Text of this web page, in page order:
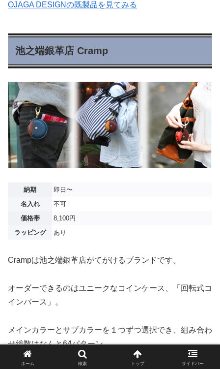
OJAGA DESIGNの既製品を見てみる
池之端銀革店 Cramp
納期
即日〜
名入れ
不可
価格帯
8,100円
ラッピング
あり
Crampは池之端銀革店がてがけるブランドです。
オーダーできるのはユニークなコインケース、「回転式コ
インパース」。
メインカラーとサブカラーを１つずつ選択でき、組み合わ
せ総数はなんと64パターン。
ホーム 検索 トップ サイドバー